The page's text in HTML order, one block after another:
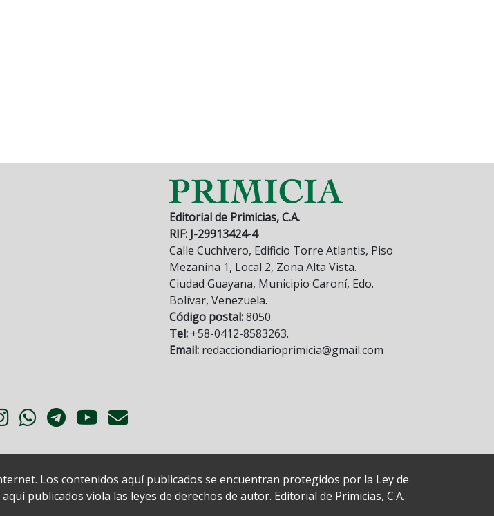
Editorial de Primicias, C.A.
RIF: J-29913424-4
Calle Cuchivero, Edificio Torre Atlantis, Piso
Mezanina 1, Local 2, Zona Alta Vista.
Ciudad Guayana, Municipio Caroní, Edo.
Bolívar, Venezuela.
Código postal:8050.
Tel: +58-0412-8583263.
Email: redacciondiarioprimicia@gmail.com
Los contenidos aquí publicados se encuentran protegidos por la Ley de
publicados viola las leyes de derechos de autor. Editorial de Primicias, C.A.